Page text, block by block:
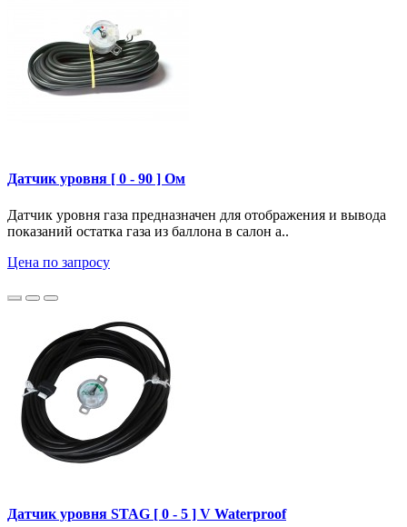
Датчик уровня [ 0 - 90 ] Ом
Датчик уровня газа предназначен для отображения и вывода
показаний остатка газа из баллона в салон а..
Цена по запросу
Датчик уровня STAG [ 0 - 5 ] V Waterproof